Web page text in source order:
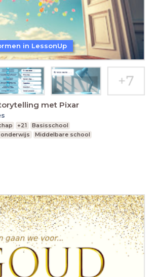
met Pixar
+21
Basisschool
Middelbare school
in LessonUp